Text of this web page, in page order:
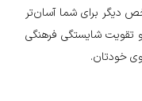
دیگر برای شما آسان‌تر
شایستگی فرهنگی
خودتان.